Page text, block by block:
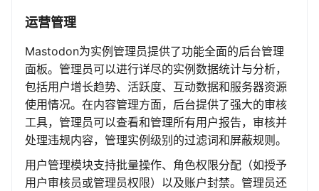
运营管理
Mastodon为实例管理员提供了功能全面的后台管理
面板。管理员可以进行详尽的实例数据统计与分析，
包括用户增长趋势、活跃度、互动数据和服务器资源
使用情况。在内容管理方面，后台提供了强大的审核
工具，管理员可以查看和管理所有用户报告，审核并
处理违规内容，管理实例级别的过滤词和屏蔽规则。
用户管理模块支持批量操作、角色权限分配（如授予
用户审核员或管理员权限）以及账户封禁。管理员还